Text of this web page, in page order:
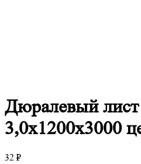
Дюралевый
3,0х1200х3000
32 ₽